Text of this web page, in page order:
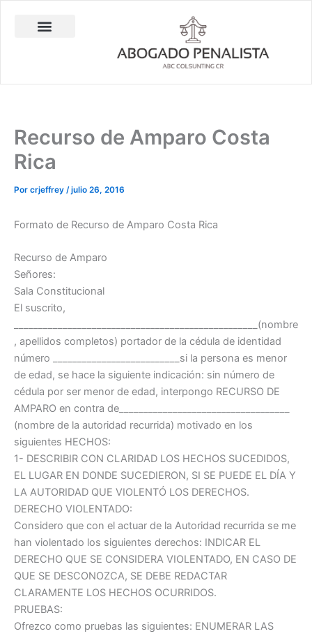
Recurso de Amparo Costa
Rica
Por crjeffrey /julio 26, 2016
Formato de Recurso de Amparo Costa Rica
Recurso de Amparo
Señores:
Sala Constitucional
El suscrito,
__________________________________________________(nombre
, apellidos completos) portador de la cédula de identidad
número __________________________si la persona es menor
de edad, se hace la siguiente indicación: sin número de
cédula por ser menor de edad, interpongo RECURSO DE
AMPARO en contra de___________________________________
(nombre de la autoridad recurrida) motivado en los
siguientes HECHOS:
1- DESCRIBIR CON CLARIDAD LOS HECHOS SUCEDIDOS,
EL LUGAR EN DONDE SUCEDIERON, SI SE PUEDE EL DÍA Y
LA AUTORIDAD QUE VIOLENTÓ LOS DERECHOS.
DERECHO VIOLENTADO:
Considero que con el actuar de la Autoridad recurrida se me
han violentado los siguientes derechos: INDICAR EL
DERECHO QUE SE CONSIDERA VIOLENTADO, EN CASO DE
QUE SE DESCONOZCA, SE DEBE REDACTAR
CLARAMENTE LOS HECHOS OCURRIDOS.
PRUEBAS:
Ofrezco como pruebas las siguientes: ENUMERAR LAS